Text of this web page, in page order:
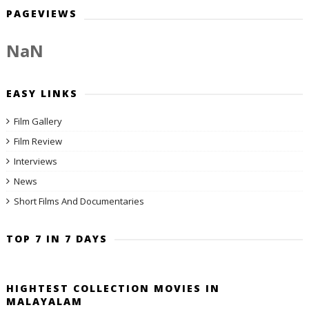
PAGEVIEWS
NaN
EASY LINKS
Film Gallery
Film Review
Interviews
News
Short Films And Documentaries
TOP 7 IN 7 DAYS
HIGHTEST COLLECTION MOVIES IN
MALAYALAM